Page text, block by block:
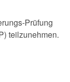
Prüfung
teilzunehmen.